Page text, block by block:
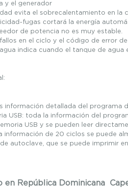
y el generador
evita el sobrecalentamiento en la
-fugas cortará la energía
de potencia no es muy estable.
fallos en el ciclo y el código de error
agua indica cuando el tanque de agua
:
información detallada del programa
USB: toda
la información del
USB y se pueden leer
información de 20 ciclos se puede
autoclave, que se puede imprimir
en República Dominicana